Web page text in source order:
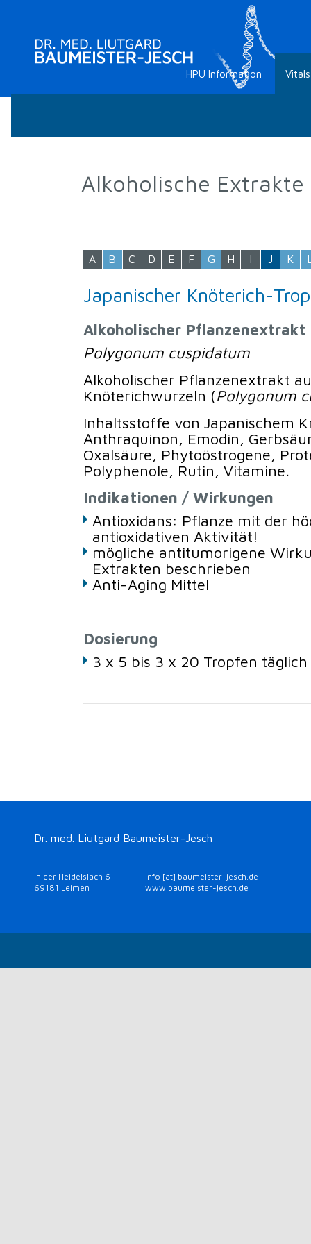
HPU Information
Alkoholische Extrakte
A B C D E F G H I J K
Japanischer Knöterich-
Alkoholischer Pflanzenextrakt
Polygonum cuspidatum
Alkoholischer Pflanzenextrakt
Knöterichwurzeln (Polygonum
Inhaltsstoffe von Japanischem
Anthraquinon, Emodin,
Oxalsäure, Phytoöstrogene,
Polyphenole, Rutin, Vitamine.
Indikationen / Wirkungen
Antioxidans: Pflanze mit der
antioxidativen Aktivität!
mögliche antitumorigene
Extrakten beschrieben
Anti-Aging Mittel
Dosierung
3 x 5 bis 3 x 20 Tropfen täglich
Dr. med. Liutgard Baumeister-Jesch
In der Heidelslach 6
69181 Leimen
info [at] baumeister-jesch.de
www.baumeister-jesch.de